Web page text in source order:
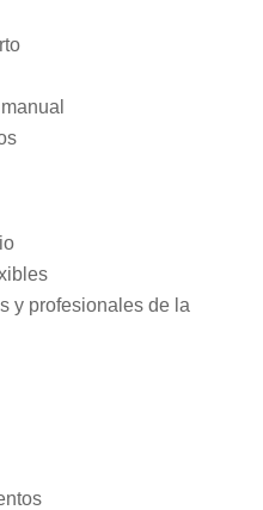
y profesionales de la